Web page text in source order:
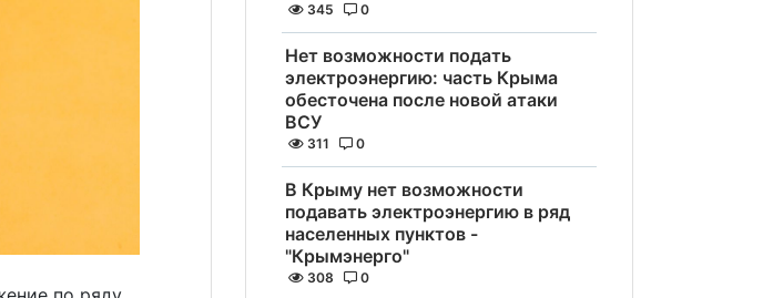
345 0
Нет возможности подать
электроэнергию: часть Крыма
обесточена после новой атаки
ВСУ
311 0
В Крыму нет возможности
подавать электроэнергию в ряд
населенных пунктов -
"Крымэнерго"
308 0